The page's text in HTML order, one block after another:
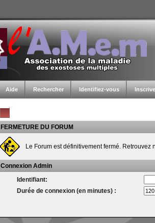
Aide Rechercher Identifiez-vous
FERMETURE DU FORUM
Le Forum est définitivement fermé. Retrouvez
Connexion Admin
Identifiant:
Durée de connexion (en minutes) :